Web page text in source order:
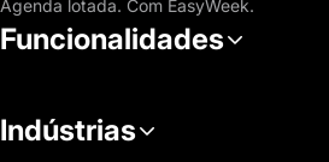
Agenda lotada. Com EasyWeek.
Funcionalidades
Indústrias